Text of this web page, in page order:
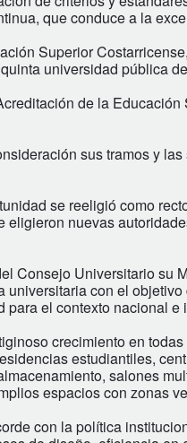
que conduce a la
Superior
universidad pública
de la Educación
sus tramos y
se reeligió como
eligieron nuevas
Consejo Universitario su
universitaria con el objetivo
el contexto nacional e
crecimiento en
estudiantiles,
salones
espacios con zonas
con la política